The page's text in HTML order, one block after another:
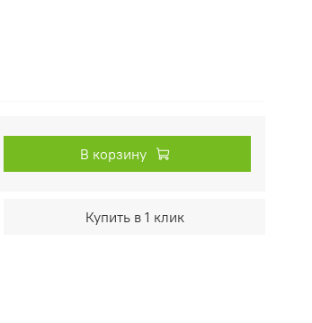
В корзину
Купить в 1 клик